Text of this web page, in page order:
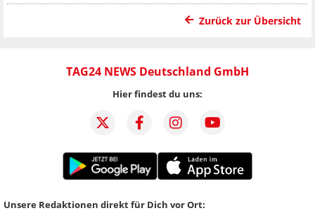
Zurück zur Übersicht
TAG24 NEWS Deutschland GmbH
Hier findest du uns:
Unsere Redaktionen direkt für Dich vor Ort: